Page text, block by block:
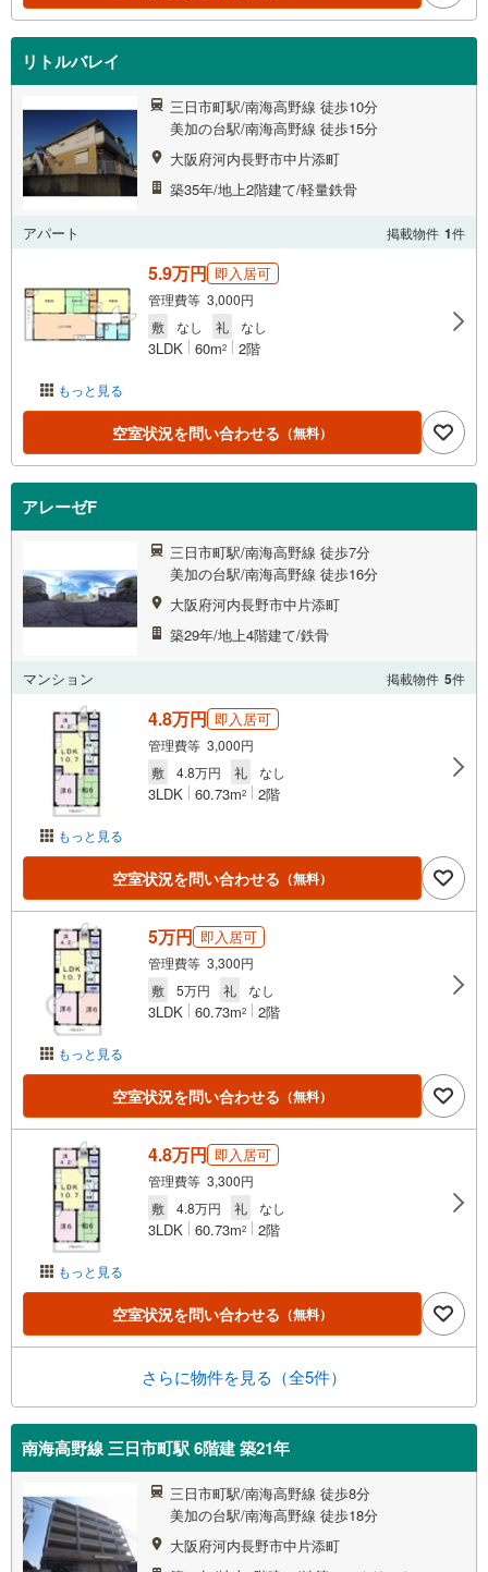
リトルバレイ
三日市町駅/南海高野線 徒歩10分
美加の台駅/南海高野線 徒歩15分
大阪府河内長野市中片添町
築35年/地上2階建て/軽量鉄骨
アパート 掲載物件 1件
もっと見る
5.9万円 即入居可
管理費等 3,000円
敷
なし 礼 なし
3LDK 60m2 2階
空室状況を問い合わせる （無料）
アレーゼF
三日市町駅/南海高野線 徒歩7分
美加の台駅/南海高野線 徒歩16分
大阪府河内長野市中片添町
築29年/地上4階建て/鉄骨
マンション 掲載物件 5件
もっと見る
4.8万円 即入居可
管理費等 3,000円
敷
4.8万円 礼 なし
3LDK 60.73m2 2階
空室状況を問い合わせる （無料）
もっと見る
5万円 即入居可
管理費等 3,300円
敷
5万円 礼 なし
3LDK 60.73m2 2階
空室状況を問い合わせる （無料）
もっと見る
4.8万円 即入居可
管理費等 3,300円
敷
4.8万円 礼 なし
3LDK 60.73m2 2階
空室状況を問い合わせる （無料）
さらに物件を見る（全5件）
南海高野線 三日市町駅 6階建 築21年
三日市町駅/南海高野線 徒歩8分
美加の台駅/南海高野線 徒歩18分
大阪府河内長野市中片添町